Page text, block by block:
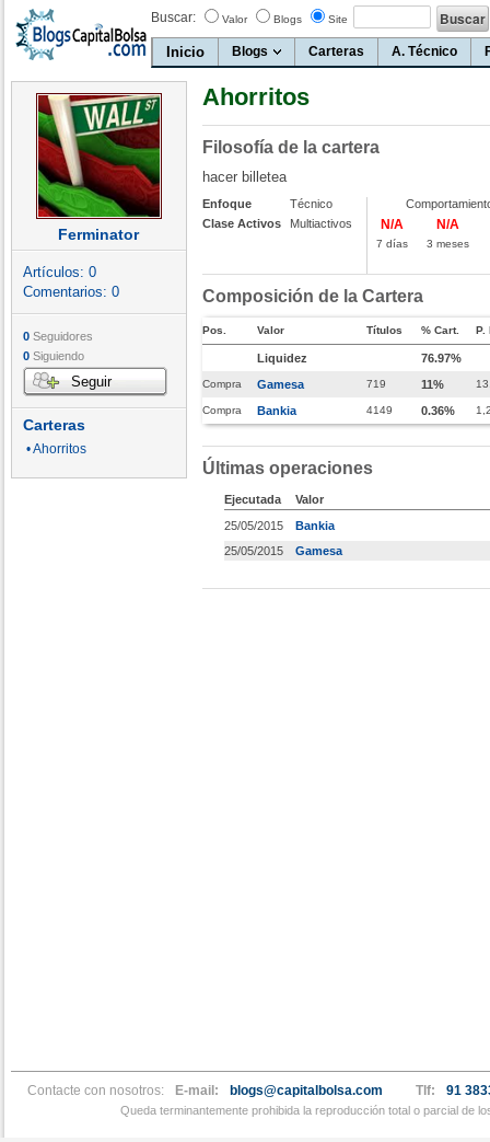
Buscar: Valor Blogs Site
Inicio Blogs Carteras A. Técnico
Ferminator
Artículos: 0
Comentarios: 0
0 Seguidores
0 Siguiendo
Seguir
Carteras
• Ahorritos
Ahorritos
Filosofía de la cartera
hacer billetea
Enfoque
Técnico
Clase Activos
Multiactivos N/A
7 días
N/A
3 meses
Composición de la Cartera
Pos. Valor Títulos % Cart. P.
Liquidez 76.97%
Compra Gamesa 719 11%
Compra Bankia 4149 0.36%
Últimas operaciones
Ejecutada
Valor
25/05/2015
Bankia
25/05/2015
Gamesa
Contacte con nosotros: E-mail: blogs@capitalbolsa.com Tlf: 91
Queda terminantemente prohibida la reproducción total o parcial de